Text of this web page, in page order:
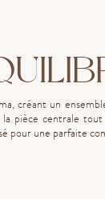
créant un
pièce centrale
pour une parfaite